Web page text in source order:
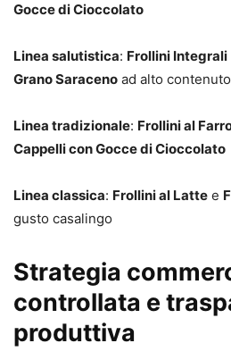
Gocce di Cioccolato
Linea salutistica: Frollini Integrali
Grano Saraceno ad alto
Linea tradizionale: Frollini al
Cappelli con Gocce di Cioccolato
Linea classica: Frollini al Latte e
gusto casalingo
Strategia
controllata e
produttiva